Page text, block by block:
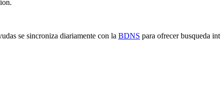
se sincroniza diariamente con la BDNS para ofrecer busqueda